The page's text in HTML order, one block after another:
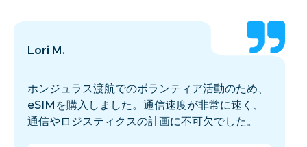
Lori M.
ホンジュラス渡航でのボランティア活動のため、
eSIMを購入しました。通信速度が非常に速く、
通信やロジスティクスの計画に不可欠でした。